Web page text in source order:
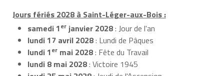
Jours fériés 2028 à Saint-Léger-aux-Bois :
samedi 1er janvier 2028: Jour de l'an
lundi 17 avril 2028: Lundi de Pâques
lundi 1er mai 2028: Fête du Travail
lundi 8 mai 2028: Victoire 1945